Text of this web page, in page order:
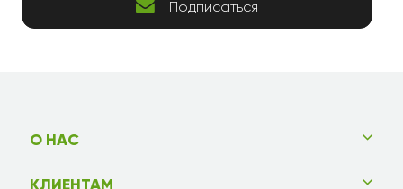
Подписаться
О НАС
КЛИЕНТАМ